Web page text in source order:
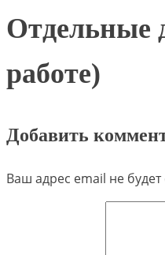
Отдельные
работе)
Добавить
Ваш адрес email не